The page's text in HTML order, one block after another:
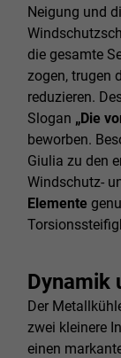
Neigung und
die gesamte
zogen, trugen
reduzieren.
Slogan „Die
beworben.
Giulia zu den
Windschutz-
Elemente
Dynamik
Der
zwei kleinere
einen